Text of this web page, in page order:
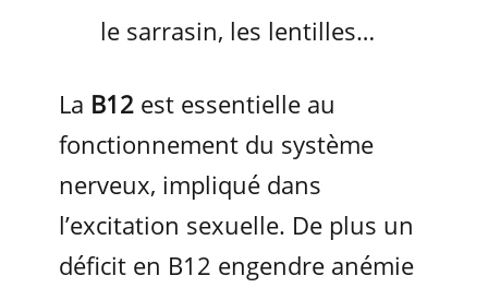
le sarrasin, les lentilles…
La B12 est essentielle au
fonctionnement du système
nerveux, impliqué dans
l’excitation sexuelle. De plus un
déficit en B12 engendre anémie